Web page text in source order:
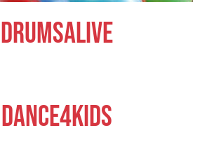
DrumsAlive
Dance4Kids